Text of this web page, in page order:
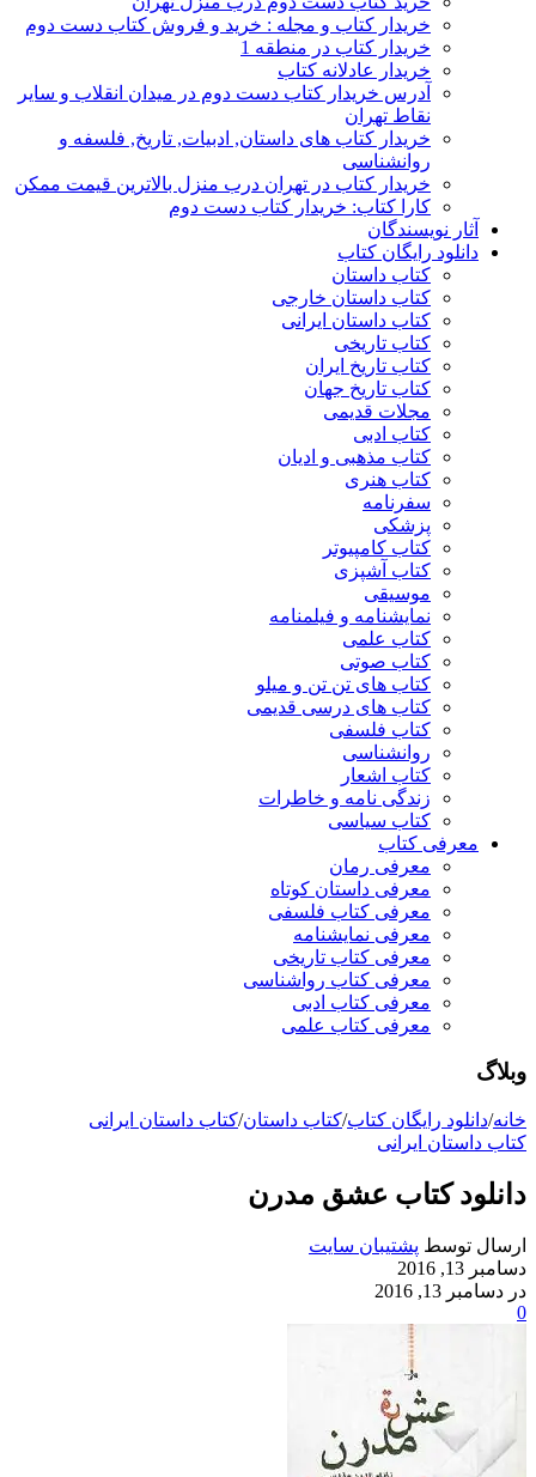
خریدار کتاب و مجله : خرید و فروش کتاب دست دوم
خریدار کتاب در منطقه 1
خریدار عادلانه کتاب
آدرس خریدار کتاب دست دوم در میدان انقلاب و سایر
نقاط تهران
خریدار کتاب های داستان, ادبیات, تاریخ, فلسفه و
روانشناسی
خریدار کتاب در تهران درب منزل بالاترین قیمت ممکن
کارا کتاب: خریدار کتاب دست دوم
آثار نویسندگان
دانلود رایگان کتاب
کتاب داستان
کتاب داستان خارجی
کتاب داستان ایرانی
کتاب تاریخی
کتاب تاریخ ایران
کتاب تاریخ جهان
مجلات قدیمی
کتاب ادبی
کتاب مذهبی و ادیان
کتاب هنری
سفرنامه
پزشکی
کتاب کامپیوتر
کتاب آشپزی
موسیقی
نمایشنامه و فیلمنامه
کتاب علمی
کتاب صوتی
کتاب های تن تن و میلو
کتاب های درسی قدیمی
کتاب فلسفی
روانشناسی
کتاب اشعار
زندگی نامه و خاطرات
کتاب سیاسی
معرفی کتاب
معرفی رمان
معرفی داستان کوتاه
معرفی کتاب فلسفی
معرفی نمایشنامه
معرفی کتاب تاریخی
معرفی کتاب رواشناسی
معرفی کتاب ادبی
معرفی کتاب علمی
وبلاگ
خانه/دانلود رایگان کتاب/کتاب داستان/کتاب داستان ایرانی
کتاب داستان ایرانی
دانلود کتاب عشق مدرن
ارسال توسط پشتیبان سایت
دسامبر 13, 2016
در دسامبر 13, 2016
0